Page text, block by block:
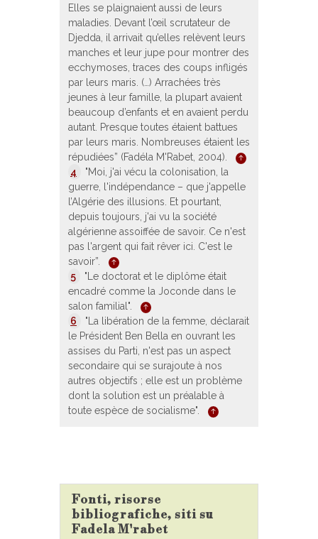
Elles se plaignaient aussi de leurs
maladies. Devant l’œil scrutateur de
Djedda, il arrivait qu’elles relèvent leurs
manches et leur jupe pour montrer des
ecchymoses, traces des coups infligés
par leurs maris. (…) Arrachées très
jeunes à leur famille, la plupart avaient
beaucoup d’enfants et en avaient perdu
autant. Presque toutes étaient battues
par leurs maris. Nombreuses étaient les
répudiées” (Fadéla M'Rabet, 2004).
4
"Moi, j'ai vécu la colonisation, la
guerre, l'indépendance – que j'appelle
l’Algérie des illusions. Et pourtant,
depuis toujours, j'ai vu la société
algérienne assoiffée de savoir. Ce n'est
pas l'argent qui fait rêver ici. C'est le
savoir”.
5
"Le doctorat et le diplôme était
encadré comme la Joconde dans le
salon familial".
6
"La libération de la femme, déclarait
le Président Ben Bella en ouvrant les
assises du Parti, n'est pas un aspect
secondaire qui se surajoute à nos
autres objectifs ; elle est un problème
dont la solution est un préalable à
toute espèce de socialisme".
Fonti, risorse
bibliografiche, siti su
Fadela M'rabet